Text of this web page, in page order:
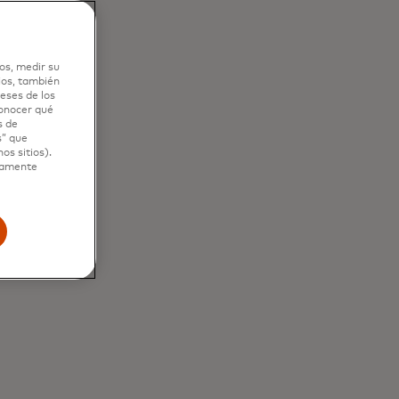
medir su
también
de los
qué
de
que
sitios).